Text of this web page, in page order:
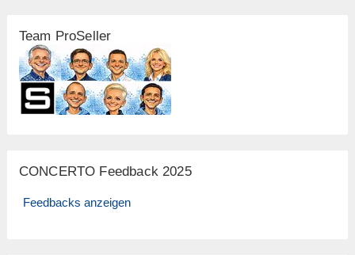
Team ProSeller
CONCERTO Feedback 2025
Feedbacks anzeigen